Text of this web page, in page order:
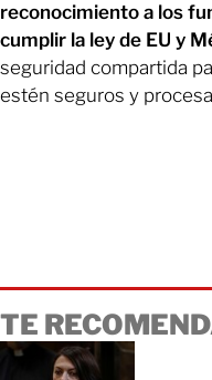
reconocimiento a los
cumplir la ley de EU y
seguridad compartida
estén seguros y
TE